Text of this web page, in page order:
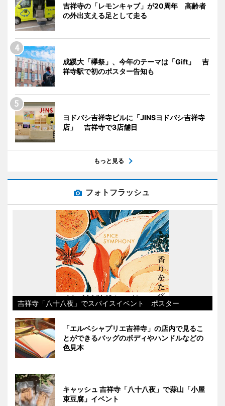
吉祥寺の「レモンキャブ」が20周年 高齢者
の外出支える足として走る
成蹊大「欅祭」、今年のテーマは「Gift」 吉
祥寺駅で初のポスター告知も
ヨドバシ吉祥寺ビルに「JINSヨドバシ吉祥寺
店」 吉祥寺で3店舗目
もっと見る
フォトフラッシュ
吉祥寺「八十八夜」でスパイスイベント ポスター
「エルベシャプリエ吉祥寺」の店内で見るこ
とができるバッグのボディやハンドルなどの
色見本
キャッシュ 吉祥寺「八十八夜」で蒜山「小屋
束豆腐」イベント